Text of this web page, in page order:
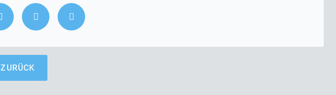
ZURÜCK